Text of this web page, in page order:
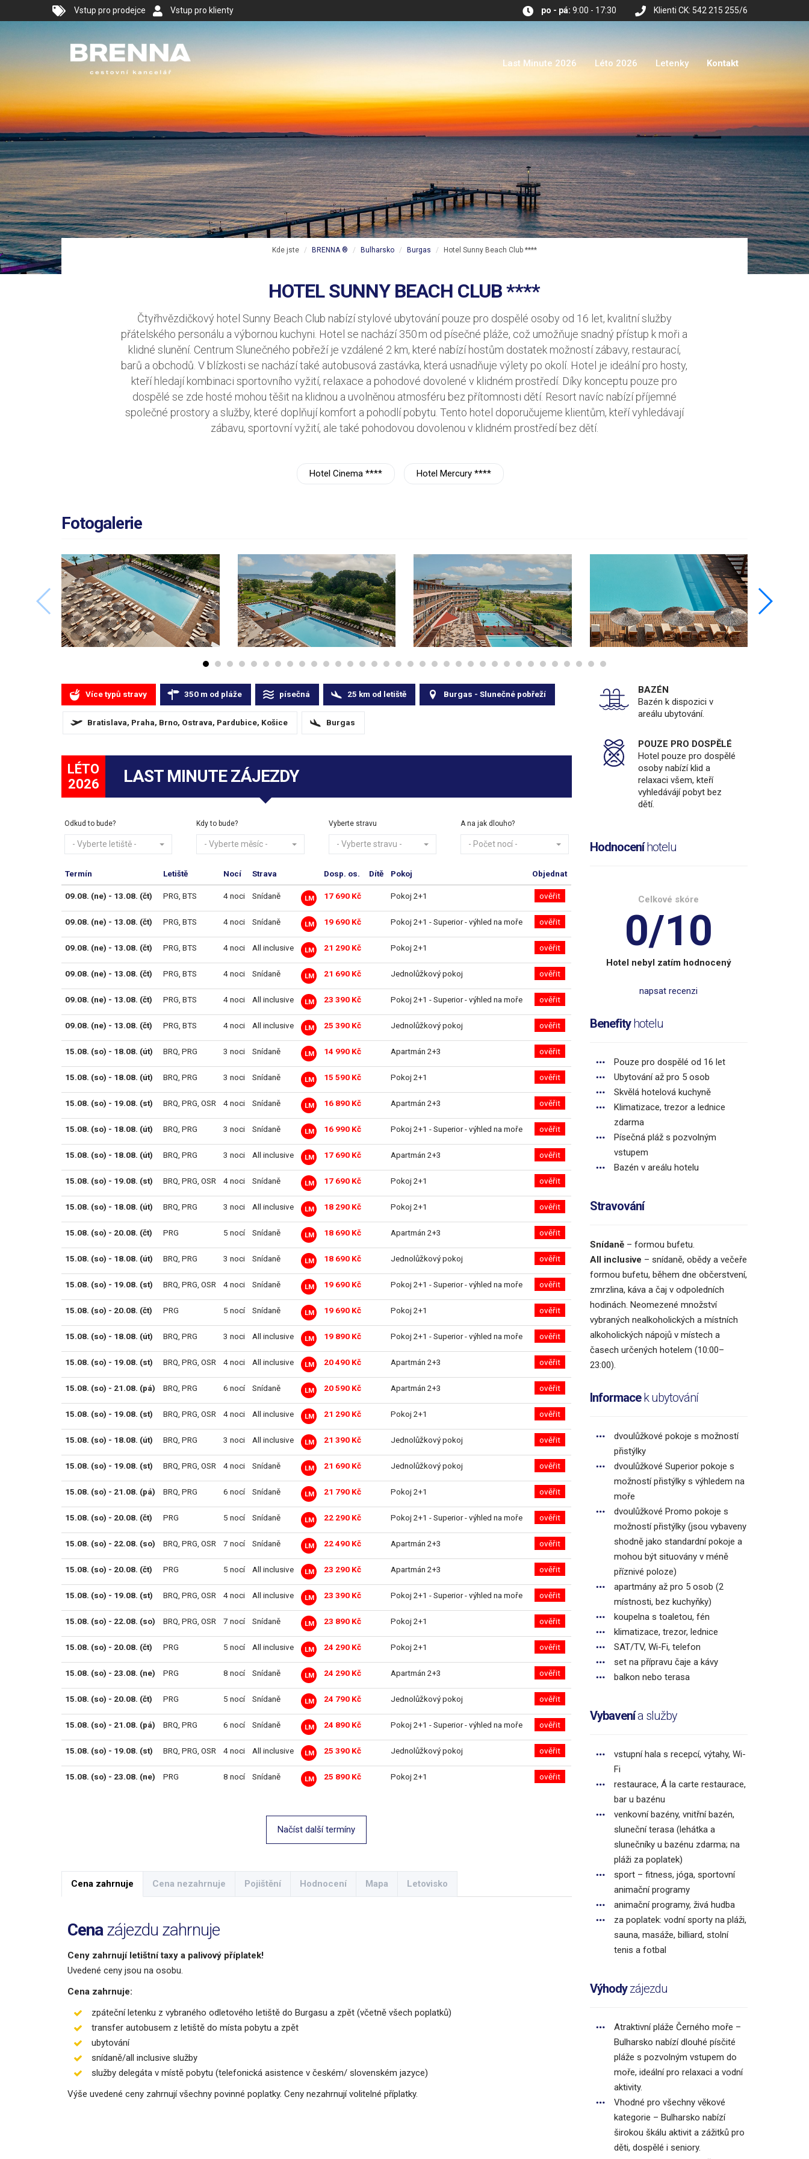
Vstup pro prodejce Vstup pro klienty Klienti CK: 542 215 255/6
po - pá: 9:00 - 17:30
Last Minute 2026 Léto 2026 Letenky Kontakt
Kde jste BRENNA ® Bulharsko Burgas Hotel Sunny Beach Club ****
HOTEL SUNNY BEACH CLUB ****
Čtyřhvězdičkový hotel Sunny Beach Club nabízí stylové ubytování pouze pro dospělé osoby od 16 let, kvalitní služby
přátelského personálu a výbornou kuchyni. Hotel se nachází 350 m od písečné pláže, což umožňuje snadný přístup k moři a
klidné slunění. Centrum Slunečného pobřeží je vzdálené 2 km, které nabízí hostům dostatek možností zábavy, restaurací,
barů a obchodů. V blízkosti se nachází také autobusová zastávka, která usnadňuje výlety po okolí. Hotel je ideální pro hosty,
kteří hledají kombinaci sportovního vyžití, relaxace a pohodové dovolené v klidném prostředí. Díky konceptu pouze pro
dospělé se zde hosté mohou těšit na klidnou a uvolněnou atmosféru bez přítomnosti dětí. Resort navíc nabízí příjemné
společné prostory a služby, které doplňují komfort a pohodlí pobytu. Tento hotel doporučujeme klientům, kteří vyhledávají
zábavu, sportovní vyžití, ale také pohodovou dovolenou v klidném prostředí bez dětí.
Hotel Cinema **** Hotel Mercury ****
Fotogalerie
Více typů stravy 350 m od pláže písečná 25 km od letiště Burgas - Slunečné pobřeží
Bratislava, Praha, Brno, Ostrava, Pardubice, Košice Burgas
LÉTO
2026
LAST MINUTE ZÁJEZDY
Odkud to bude?
- Vyberte letiště -
Kdy to bude?
- Vyberte měsíc -
Vyberte stravu
- Vyberte stravu -
A na jak dlouho?
- Počet nocí -
Termín Letiště Nocí Strava Dosp. os. Dítě Pokoj Objednat
09.08. (ne) - 13.08. (čt) PRG, BTS 4 noci Snídaně LM 17 690 Kč Pokoj 2+1 ověřit
09.08. (ne) - 13.08. (čt) PRG, BTS 4 noci Snídaně LM 19 690 Kč Pokoj 2+1 - Superior - výhled na moře ověřit
09.08. (ne) - 13.08. (čt) PRG, BTS 4 noci All inclusive LM 21 290 Kč Pokoj 2+1 ověřit
09.08. (ne) - 13.08. (čt) PRG, BTS 4 noci Snídaně LM 21 690 Kč Jednolůžkový pokoj ověřit
09.08. (ne) - 13.08. (čt) PRG, BTS 4 noci All inclusive LM 23 390 Kč Pokoj 2+1 - Superior - výhled na moře ověřit
09.08. (ne) - 13.08. (čt) PRG, BTS 4 noci All inclusive LM 25 390 Kč Jednolůžkový pokoj ověřit
15.08. (so) - 18.08. (út) BRQ, PRG 3 noci Snídaně LM 14 990 Kč Apartmán 2+3 ověřit
15.08. (so) - 18.08. (út) BRQ, PRG 3 noci Snídaně LM 15 590 Kč Pokoj 2+1 ověřit
15.08. (so) - 19.08. (st) BRQ, PRG, OSR 4 noci Snídaně LM 16 890 Kč Apartmán 2+3 ověřit
15.08. (so) - 18.08. (út) BRQ, PRG 3 noci Snídaně LM 16 990 Kč Pokoj 2+1 - Superior - výhled na moře ověřit
15.08. (so) - 18.08. (út) BRQ, PRG 3 noci All inclusive LM 17 690 Kč Apartmán 2+3 ověřit
15.08. (so) - 19.08. (st) BRQ, PRG, OSR 4 noci Snídaně LM 17 690 Kč Pokoj 2+1 ověřit
15.08. (so) - 18.08. (út) BRQ, PRG 3 noci All inclusive LM 18 290 Kč Pokoj 2+1 ověřit
15.08. (so) - 20.08. (čt) PRG 5 nocí Snídaně LM 18 690 Kč Apartmán 2+3 ověřit
15.08. (so) - 18.08. (út) BRQ, PRG 3 noci Snídaně LM 18 690 Kč Jednolůžkový pokoj ověřit
15.08. (so) - 19.08. (st) BRQ, PRG, OSR 4 noci Snídaně LM 19 690 Kč Pokoj 2+1 - Superior - výhled na moře ověřit
15.08. (so) - 20.08. (čt) PRG 5 nocí Snídaně LM 19 690 Kč Pokoj 2+1 ověřit
15.08. (so) - 18.08. (út) BRQ, PRG 3 noci All inclusive LM 19 890 Kč Pokoj 2+1 - Superior - výhled na moře ověřit
15.08. (so) - 19.08. (st) BRQ, PRG, OSR 4 noci All inclusive LM 20 490 Kč Apartmán 2+3 ověřit
15.08. (so) - 21.08. (pá) BRQ, PRG 6 nocí Snídaně LM 20 590 Kč Apartmán 2+3 ověřit
15.08. (so) - 19.08. (st) BRQ, PRG, OSR 4 noci All inclusive LM 21 290 Kč Pokoj 2+1 ověřit
15.08. (so) - 18.08. (út) BRQ, PRG 3 noci All inclusive LM 21 390 Kč Jednolůžkový pokoj ověřit
15.08. (so) - 19.08. (st) BRQ, PRG, OSR 4 noci Snídaně LM 21 690 Kč Jednolůžkový pokoj ověřit
15.08. (so) - 21.08. (pá) BRQ, PRG 6 nocí Snídaně LM 21 790 Kč Pokoj 2+1 ověřit
15.08. (so) - 20.08. (čt) PRG 5 nocí Snídaně LM 22 290 Kč Pokoj 2+1 - Superior - výhled na moře ověřit
15.08. (so) - 22.08. (so) BRQ, PRG, OSR 7 nocí Snídaně LM 22 490 Kč Apartmán 2+3 ověřit
15.08. (so) - 20.08. (čt) PRG 5 nocí All inclusive LM 23 290 Kč Apartmán 2+3 ověřit
15.08. (so) - 19.08. (st) BRQ, PRG, OSR 4 noci All inclusive LM 23 390 Kč Pokoj 2+1 - Superior - výhled na moře ověřit
15.08. (so) - 22.08. (so) BRQ, PRG, OSR 7 nocí Snídaně LM 23 890 Kč Pokoj 2+1 ověřit
15.08. (so) - 20.08. (čt) PRG 5 nocí All inclusive LM 24 290 Kč Pokoj 2+1 ověřit
15.08. (so) - 23.08. (ne) PRG 8 nocí Snídaně LM 24 290 Kč Apartmán 2+3 ověřit
15.08. (so) - 20.08. (čt) PRG 5 nocí Snídaně LM 24 790 Kč Jednolůžkový pokoj ověřit
15.08. (so) - 21.08. (pá) BRQ, PRG 6 nocí Snídaně LM 24 890 Kč Pokoj 2+1 - Superior - výhled na moře ověřit
15.08. (so) - 19.08. (st) BRQ, PRG, OSR 4 noci All inclusive LM 25 390 Kč Jednolůžkový pokoj ověřit
15.08. (so) - 23.08. (ne) PRG 8 nocí Snídaně LM 25 890 Kč Pokoj 2+1 ověřit
Načíst další termíny
Cena zahrnuje Cena nezahrnuje Pojištění Hodnocení Mapa Letovisko
Cenazájezdu zahrnuje
Ceny zahrnují letištní taxy a palivový příplatek!
Uvedené ceny jsou na osobu.
Cena zahrnuje:
zpáteční letenku z vybraného odletového letiště do Burgasu a zpět (včetně všech poplatků)
transfer autobusem z letiště do místa pobytu a zpět
ubytování
snídaně/all inclusive služby
služby delegáta v místě pobytu (telefonická asistence v českém/ slovenském jazyce)
Výše uvedené ceny zahrnují všechny povinné poplatky. Ceny nezahrnují volitelné příplatky.
BAZÉN
Bazén k dispozici v
areálu ubytování.
POUZE PRO DOSPĚLÉ
Hotel pouze pro dospělé
osoby nabízí klid a
relaxaci všem, kteří
vyhledávájí pobyt bez
dětí.
Hodnoceníhotelu
Celkové skóre
0/10
Hotel nebyl zatím hodnocený
napsat recenzi
Benefityhotelu
Pouze pro dospělé od 16 let
Ubytování až pro 5 osob
Skvělá hotelová kuchyně
Klimatizace, trezor a lednice
zdarma
Písečná pláž s pozvolným
vstupem
Bazén v areálu hotelu
Stravování
Snídaně– formou bufetu.
All inclusive – snídaně, obědy a večeře
formou bufetu, během dne občerstvení,
zmrzlina, káva a čaj v odpoledních
hodinách. Neomezené množství
vybraných nealkoholických a místních
alkoholických nápojů v místech a
časech určených hotelem (10:00–
23:00).
Informacek ubytování
dvoulůžkové pokoje s možností
přistýlky
dvoulůžkové Superior pokoje s
možností přistýlky s výhledem na
moře
dvoulůžkové Promo pokoje s
možností přistýlky (jsou vybaveny
shodně jako standardní pokoje a
mohou být situovány v méně
příznivé poloze)
apartmány až pro 5 osob (2
místnosti, bez kuchyňky)
koupelna s toaletou, fén
klimatizace, trezor, lednice
SAT/TV, Wi-Fi, telefon
set na přípravu čaje a kávy
balkon nebo terasa
Vybavenía služby
vstupní hala s recepcí, výtahy, Wi-
Fi
restaurace, Á la carte restaurace,
bar u bazénu
venkovní bazény, vnitřní bazén,
sluneční terasa (lehátka a
slunečníky u bazénu zdarma; na
pláži za poplatek)
sport – fitness, jóga, sportovní
animační programy
animační programy, živá hudba
za poplatek: vodní sporty na pláži,
sauna, masáže, billiard, stolní
tenis a fotbal
Výhodyzájezdu
Atraktivní pláže Černého moře –
Bulharsko nabízí dlouhé písčité
pláže s pozvolným vstupem do
moře, ideální pro relaxaci a vodní
aktivity.
Vhodné pro všechny věkové
kategorie – Bulharsko nabízí
širokou škálu aktivit a zážitků pro
děti, dospělé i seniory.